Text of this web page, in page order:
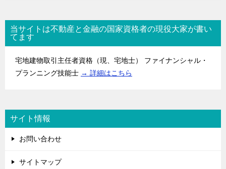
当サイトは不動産と金融の国家資格者の現役大家が書い
てます
宅地建物取引主任者資格（現、宅地士） ファイナンシャル・
プランニング技能士 → 詳細はこちら
サイト情報
お問い合わせ
サイトマップ